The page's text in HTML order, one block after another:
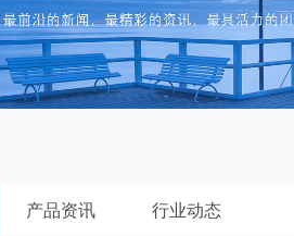
产品资讯 行业动态